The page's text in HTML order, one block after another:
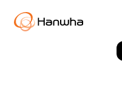
한화의
오늘을
만나보세요.